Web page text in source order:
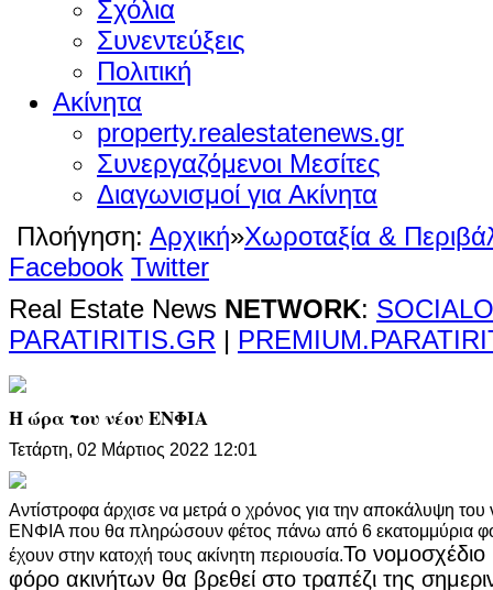
Σχόλια
Συνεντεύξεις
Πολιτική
Ακίνητα
property.realestatenews.gr
Συνεργαζόμενοι Μεσίτες
Διαγωνισμοί για Ακίνητα
Πλοήγηση: Αρχική»Χωροταξία &
Facebook Twitter
Real Estate News NETWORK:
PARATIRITIS.GR |
Η ώρα του νέου ΕΝΦΙΑ
Τετάρτη, 02 Μάρτιος 2022 12:01
Αντίστροφα άρχισε να μετρά ο χρόνος για την αποκάλυψη
ΕΝΦΙΑ που θα πληρώσουν φέτος πάνω από 6 εκατομμύρια
έχουν στην κατοχή τους ακίνητη περιουσία.Το νομοσχέδιο
φόρο ακινήτων θα βρεθεί στο τραπέζι της